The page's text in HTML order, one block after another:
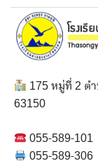
175 หมู่ที่ 2 ต
63150
055-589-101
055-589-306